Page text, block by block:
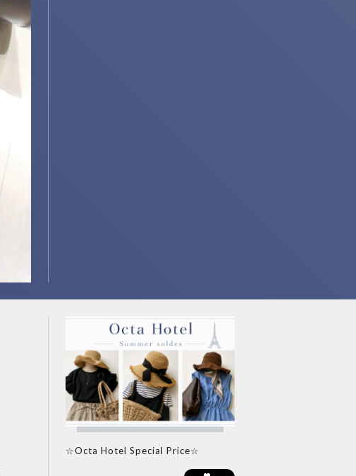
☆Octa Hotel Special Price☆